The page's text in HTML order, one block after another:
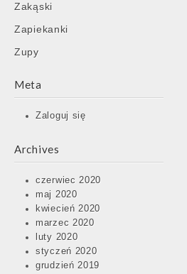
Zakąski
Zapiekanki
Zupy
Meta
Zaloguj się
Archives
czerwiec 2020
maj 2020
kwiecień 2020
marzec 2020
luty 2020
styczeń 2020
grudzień 2019